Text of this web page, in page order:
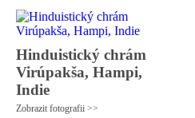
Hinduistický chrám
Virúpakša, Hampi,
Indie
Zobrazit fotografii >>